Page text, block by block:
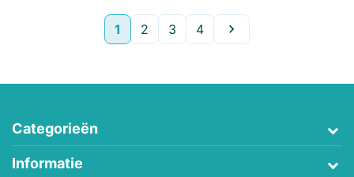
1 2 3 4 Volgende

Categorieën
Informatie